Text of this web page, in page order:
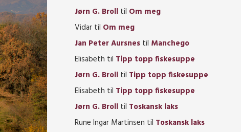
Jørn G. Broll til Om meg
Vidar til Om meg
Jan Peter Aursnes til Manchego
Elisabeth til Tipp topp fiskesuppe
Jørn G. Broll til Tipp topp fiskesuppe
Elisabeth til Tipp topp fiskesuppe
Jørn G. Broll til Toskansk laks
Rune Ingar Martinsen til Toskansk laks